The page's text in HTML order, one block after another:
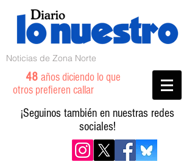
Noticias de Zona Norte
48 años diciendo lo que
otros prefieren callar
¡Seguinos también en nuestras redes
sociales!